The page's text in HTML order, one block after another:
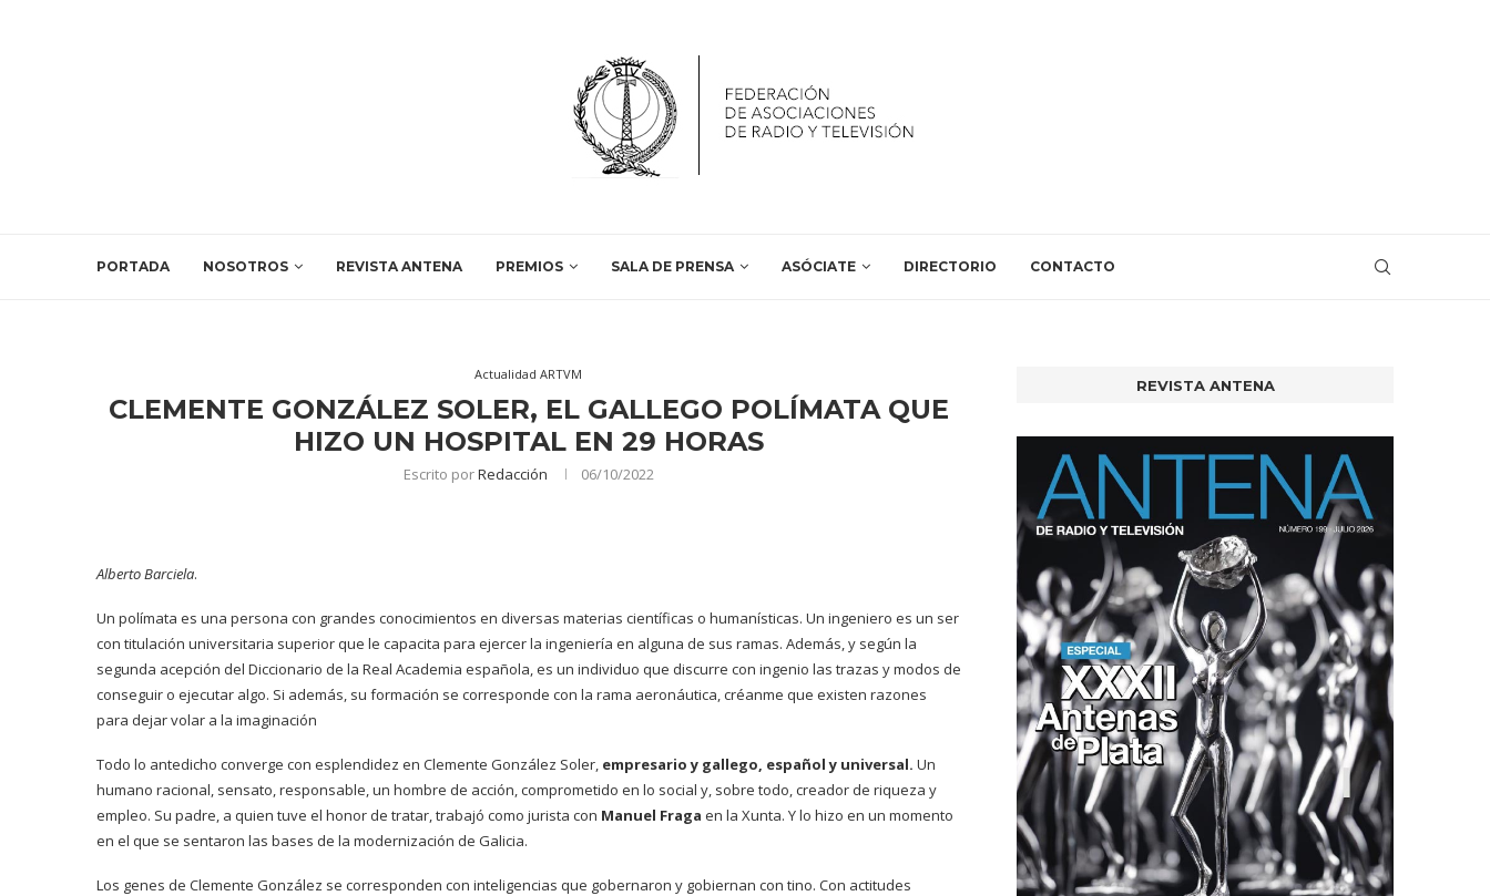
PORTADA NOSOTROS REVISTA ANTENA PREMIOS SALA DE PRENSA ASÓCIATE DIRECTORIO CONTACTO
Actualidad ARTVM
CLEMENTE GONZÁLEZ SOLER, EL GALLEGO POLÍMATA QUE
HIZO UN HOSPITAL EN 29 HORAS
Escrito porRedacción 06/10/2022
Alberto Barciela.
Un polímata es una persona con grandes conocimientos en diversas materias científicas o humanísticas. Un ingeniero es un ser
con titulación universitaria superior que le capacita para ejercer la ingeniería en alguna de sus ramas. Además, y según la
segunda acepción del Diccionario de la Real Academia española, es un individuo que discurre con ingenio las trazas y modos de
conseguir o ejecutar algo. Si además, su formación se corresponde con la rama aeronáutica, créanme que existen razones
para dejar volar a la imaginación
Todo lo antedicho converge con esplendidez en Clemente González Soler, empresario y gallego, español y universal. Un
humano racional, sensato, responsable, un hombre de acción, comprometido en lo social y, sobre todo, creador de riqueza y
empleo. Su padre, a quien tuve el honor de tratar, trabajó como jurista con Manuel Fraga en la Xunta. Y lo hizo en un momento
en el que se sentaron las bases de la modernización de Galicia.
Los genes de Clemente González se corresponden con inteligencias que gobernaron y gobiernan con tino. Con actitudes
REVISTA ANTENA